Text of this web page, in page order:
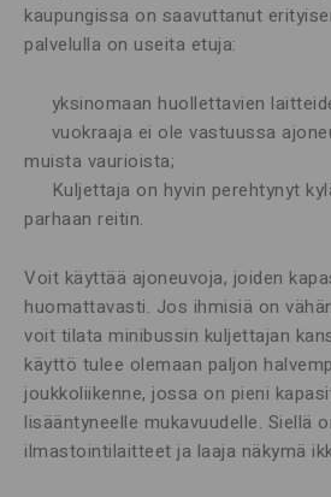
kaupungissa on saavuttanut
palvelulla on useita etuja:
yksinomaan huollettavien
vuokraaja ei ole vastuussa
muista vaurioista;
Kuljettaja on hyvin perehtynyt
parhaan reitin.
Voit käyttää ajoneuvoja, joiden
huomattavasti. Jos ihmisiä on
voit tilata minibussin kuljettajan
käyttö tulee olemaan paljon
joukkoliikenne, jossa on pieni
lisääntyneelle mukavuudelle. Siellä
ilmastointilaitteet ja laaja näkymä